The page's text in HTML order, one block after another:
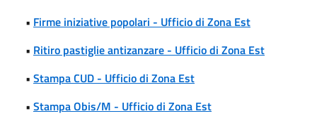
• Firme iniziative popolari - Ufficio di Zona Est
• Ritiro pastiglie antizanzare - Ufficio di Zona Est
• Stampa CUD - Ufficio di Zona Est
• Stampa Obis/M - Ufficio di Zona Est